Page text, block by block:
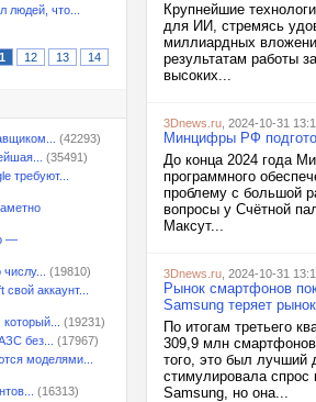
людей, что...
12 13
14
(42293)
(35491)
требуют...
—
(19810)
аккаунт...
(19231)
без...
(17967)
моделями...
(16313)
Крупнейшие
для ИИ, стремясь
миллиардных
результатам работы
высоких...
3Dnews.ru , 2024-10-31
Минцифры РФ
До конца 2024 года
программного
проблему с большой
вопросы у Счётной
Максут...
3Dnews.ru , 2024-10-31
Рынок смартфонов
Samsung теряет рынок
По итогам третьего
309,9 млн
того, это был лучший
стимулировала спрос
Samsung, но она...